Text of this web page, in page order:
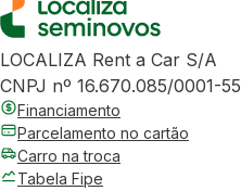
LOCALIZA Rent a Car S/A
CNPJ nº 16.670.085/0001-55
Financiamento
Parcelamento no cartão
Carro na troca
Tabela Fipe